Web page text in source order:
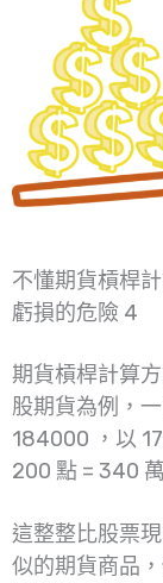
不懂期貨槓桿
虧損的危險 4
期貨槓桿計算
股期貨為例，
184000 ，以
200 點 = 340
這整整比股票
似的期貨商品